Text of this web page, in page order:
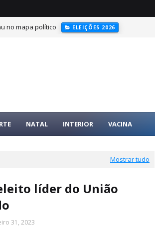
no mapa político ELEIÇÕES 2026
NATAL INTERIOR VACINA
Mostrar tudo
líder do União
31, 2023